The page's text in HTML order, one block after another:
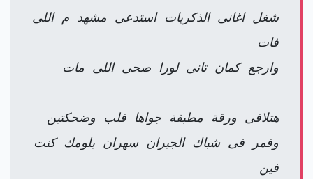
شغل اغانى الذكريات استدعى مشهد م اللى
فات
وارجع كمان تانى لورا صحى اللى مات
هتلاقى ورقة مطبقة جواها قلب وضحكتين
وقمر فى شباك الجيران سهران يلومك كنت
فين